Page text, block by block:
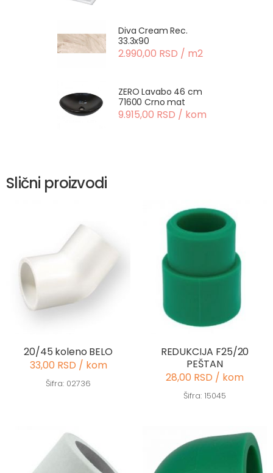
Diva Cream Rec.
33.3x90
2.990,00 RSD / m2
ZERO Lavabo 46 cm
71600 Crno mat
9.915,00 RSD / kom
Slični proizvodi
20/45 koleno BELO
33,00 RSD / kom
Šifra: 02736
REDUKCIJA F25/20
PEŠTAN
28,00 RSD / kom
Šifra: 15045